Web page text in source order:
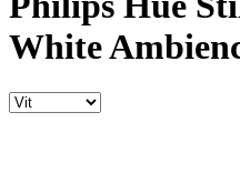
White